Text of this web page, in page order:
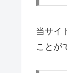
当サイ
ことが